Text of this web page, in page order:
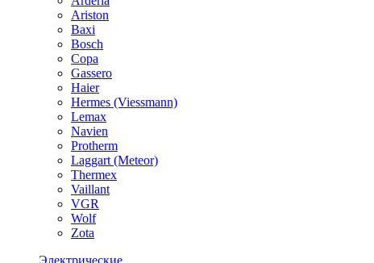
Ariston
Baxi
Bosch
Copa
Gassero
Haier
Hermes (Viessmann)
Lemax
Navien
Protherm
Laggart (Meteor)
Thermex
Vaillant
VGR
Wolf
Zota